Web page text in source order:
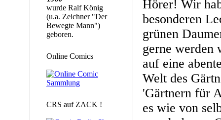
wurde Ralf König
(u.a. Zeichner "Der
Bewegte Mann")
geboren.
Online Comics
CRS auf ZACK !
Hörer! Wir
besonderen
grünen
gerne werden
auf eine
Welt des
'Gärtnern für
es wie von